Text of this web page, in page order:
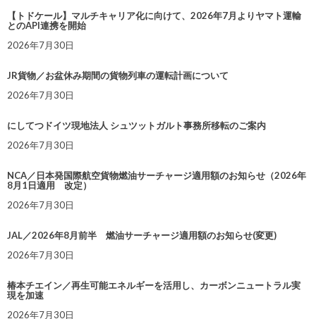
【トドケール】マルチキャリア化に向けて、2026年7月よりヤマト運輸
とのAPI連携を開始
2026年7月30日
JR貨物／お盆休み期間の貨物列車の運転計画について
2026年7月30日
にしてつドイツ現地法人 シュツットガルト事務所移転のご案内
2026年7月30日
NCA／日本発国際航空貨物燃油サーチャージ適用額のお知らせ（2026年
8月1日適用 改定）
2026年7月30日
JAL／2026年8月前半 燃油サーチャージ適用額のお知らせ(変更)
2026年7月30日
椿本チエイン／再生可能エネルギーを活用し、カーボンニュートラル実
現を加速
2026年7月30日